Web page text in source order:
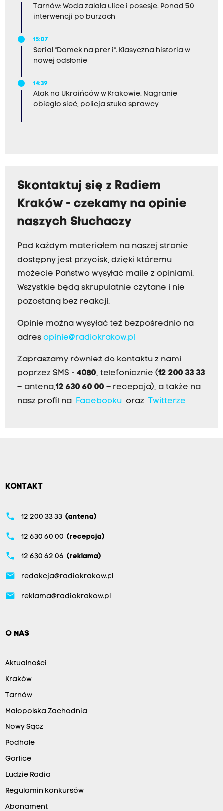
Tarnów: Woda zalała ulice i posesje. Ponad 50
interwencji po burzach
15:07
Serial "Domek na prerii". Klasyczna historia w
nowej odsłonie
14:39
Atak na Ukraińców w Krakowie. Nagranie
obiegło sieć, policja szuka sprawcy
Skontaktuj się z Radiem
Kraków - czekamy na opinie
naszych Słuchaczy
Pod każdym materiałem na naszej stronie
dostępny jest przycisk, dzięki któremu
możecie Państwo wysyłać maile z opiniami.
Wszystkie będą skrupulatnie czytane i nie
pozostaną bez reakcji.
Opinie można wysyłać też bezpośrednio na
adres opinie@radiokrakow.pl
Zapraszamy również do kontaktu z nami
poprzez SMS - 4080, telefonicznie (12 200 33 33
– antena,12 630 60 00 – recepcja), a także na
nasz profil na Facebookuoraz Twitterze
KONTAKT
phone 12 200 33 33 (antena)
phone 12 630 60 00 (recepcja)
phone 12 630 62 06 (reklama)
email redakcja@radiokrakow.pl
email reklama@radiokrakow.pl
O NAS
Aktualności
Kraków
Tarnów
Małopolska Zachodnia
Nowy Sącz
Podhale
Gorlice
Ludzie Radia
Regulamin konkursów
Abonament